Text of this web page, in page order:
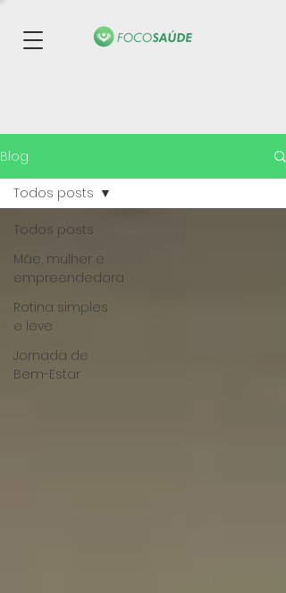
Blog
Todos posts
Mãe, mulher e
empreendedora
Rotina simples
e leve
Jornada de
Bem-Estar
Todos posts